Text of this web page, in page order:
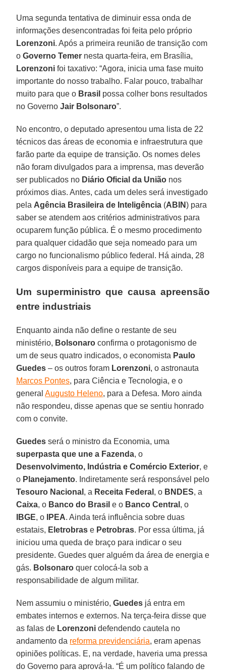
Uma segunda tentativa de diminuir essa onda de
informações desencontradas foi feita pelo próprio
Lorenzoni. Após a primeira reunião de transição com
o Governo Temer nesta quarta-feira, em Brasília,
Lorenzoni foi taxativo: “Agora, inicia uma fase muito
importante do nosso trabalho. Falar pouco, trabalhar
muito para que o Brasil possa colher bons resultados
no GovernoJair Bolsonaro”.
No encontro, o deputado apresentou uma lista de 22
técnicos das áreas de economia e infraestrutura que
farão parte da equipe de transição. Os nomes deles
não foram divulgados para a imprensa, mas deverão
ser publicados no Diário Oficial da União nos
próximos dias. Antes, cada um deles será investigado
pela Agência Brasileira de Inteligência (ABIN) para
saber se atendem aos critérios administrativos para
ocuparem função pública. É o mesmo procedimento
para qualquer cidadão que seja nomeado para um
cargo no funcionalismo público federal. Há ainda, 28
cargos disponíveis para a equipe de transição.
Um superministro que causa apreensão
entre industriais
Enquanto ainda não define o restante de seu
ministério, Bolsonaro confirma o protagonismo de
um de seus quatro indicados, o economista Paulo
Guedes – os outros foram Lorenzoni, o astronauta
Marcos Pontes, para Ciência e Tecnologia, e o
generalAugusto Heleno, para a Defesa. Moro ainda
não respondeu, disse apenas que se sentiu honrado
com o convite.
Guedes será o ministro da Economia, uma
superpasta que une a Fazenda, o
Desenvolvimento, Indústria e Comércio Exterior, e
o Planejamento. Indiretamente será responsável pelo
Tesouro Nacional , a Receita Federal , o BNDES, a
Caixa, o Banco do Brasil e o Banco Central , o
IBGE, o IPEA. Ainda terá influência sobre duas
estatais, Eletrobras e Petrobras. Por essa última, já
iniciou uma queda de braço para indicar o seu
presidente. Guedes quer alguém da área de energia e
gás. Bolsonaro quer colocá-la sob a
responsabilidade de algum militar.
Nem assumiu o ministério,Guedes já entra em
embates internos e externos. Na terça-feira disse que
as falas de Lorenzoni defendendo cautela no
andamento da reforma previdenciária, eram apenas
opiniões políticas. E, na verdade, haveria uma pressa
do Governo para aprová-la. “É um político falando de